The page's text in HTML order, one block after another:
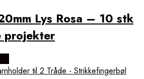
Lys Rosa – 10 stk
projekter